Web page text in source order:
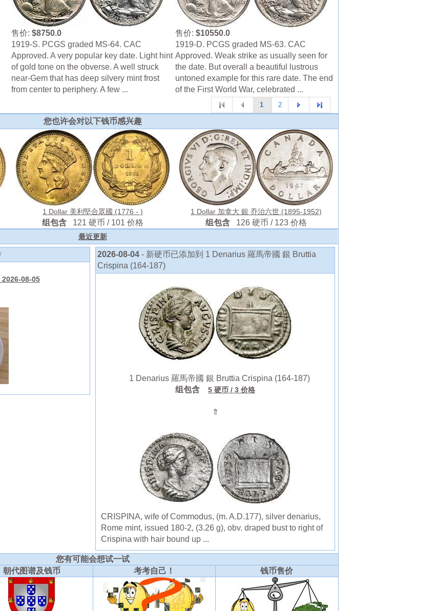
售价:$8750.0
1919-S. PCGS graded MS-64. CAC
Approved. A very popular key date. Light hint
of gold tone on the obverse. A well struck
near-Gem that has deep silvery mint frost
from center to periphery. A few ...
售价: $10550.0
1919-D. PCGS graded MS-63. CAC
Approved. Weak strike as usually seen for
the date. But overall a beautiful lustrous
untoned example for this rare date. The end
of the First World War, celebrated ...
1 2
您也许会对以下钱币感兴趣
1 Dollar 美利堅合眾國 (1776 - )
组包含 121 硬币 / 101 价格
1 Dollar 加拿大 銀 乔治六世 (1895-1952)
组包含 126 硬币 / 123 价格
最近更新
2026-08-05
2026-08-04 - 新硬币已添加到 1 Denarius 羅馬帝國 銀 Bruttia
Crispina (164-187)
1 Denarius 羅馬帝國 銀 Bruttia Crispina (164-187)
组包含
5 硬币 / 3 价格
⇑
CRISPINA, wife of Commodus, (m. A.D.177), silver denarius,
Rome mint, issued 180-2, (3.26 g), obv. draped bust to right of
Crispina with hair bound up ...
您有可能会想试一试
朝代图谱及钱币 考考自己！ 钱币售价